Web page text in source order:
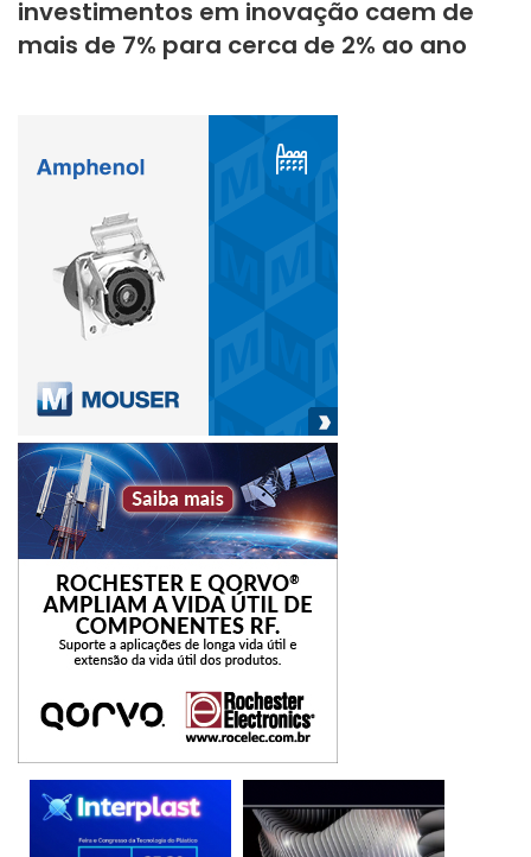
investimentos em inovação caem de
mais de 7% para cerca de 2% ao ano